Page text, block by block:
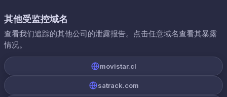
其他受监控域名
查看我们追踪的其他公司的泄露报告。点击任意域名查看其暴露
情况。
movistar.cl
satrack.com